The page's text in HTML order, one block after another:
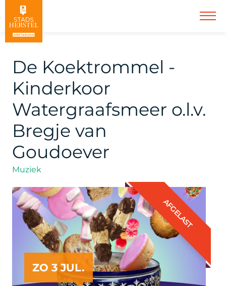
De Koektrommel -
Kinderkoor
Watergraafsmeer o.l.v.
Bregje van
Goudoever
Muziek
ZO 3 JUL.
AFGELAST